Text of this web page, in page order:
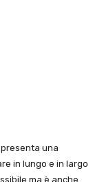
una
in lungo e in largo
ma è anche